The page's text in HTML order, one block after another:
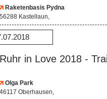
Raketenbasis Pydna
56288 Kastellaun,
Ruhr in Love 2018 -
Olga Park
46117 Oberhausen,